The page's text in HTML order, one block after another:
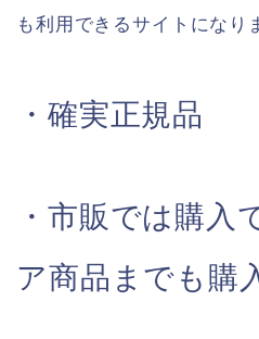
も利用できるサイトになり
・確実正規品
・市販では購入
ア商品までも購